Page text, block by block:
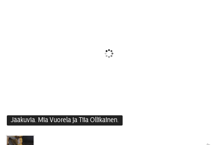
Jääkuvia. Mia Vuorela ja Tiia Ollikainen.